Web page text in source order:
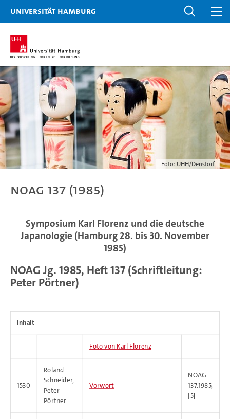
Universität Hamburg
Foto: UHH/Denstorf
NOAG 137 (1985)
Symposium Karl Florenz und die deutsche
Japanologie (Hamburg 28. bis 30. November
1985)
NOAG Jg. 1985, Heft 137 (Schriftleitung:
Peter Pörtner)
Inhalt
Foto von Karl Florenz
1530
Roland
Schneider,
Peter
Pörtner
Vorwort
NOAG
137.1985,
[5]